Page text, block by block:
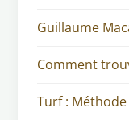
Guillaume
Comment
Turf : Méthode